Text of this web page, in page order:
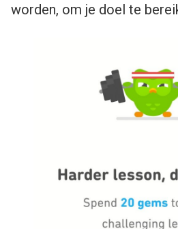
worden, om je doel te